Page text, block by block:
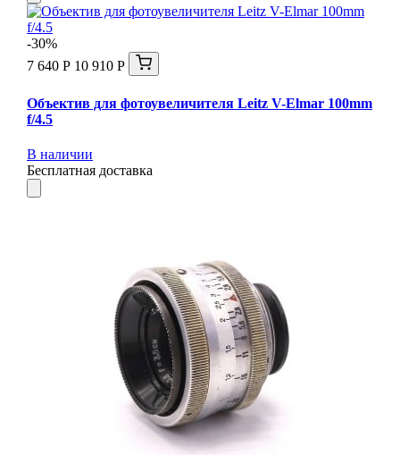
-30%
7 640 Р 10 910 Р
Объектив для фотоувеличителя Leitz V-Elmar 100mm
f/4.5
В наличии
Бесплатная доставка